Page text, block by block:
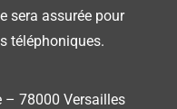
sera assurée pour
téléphoniques.
– 78000 Versailles